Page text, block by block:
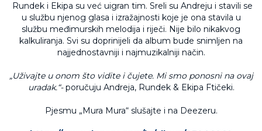
Rundek i Ekipa su već uigran tim. Sreli su Andreju i stavili se
u službu njenog glasa i izražajnosti koje je ona stavila u
službu međimurskih melodija i riječi. Nije bilo nikakvog
kalkuliranja. Svi su doprinijeli da album bude snimljen na
najjednostavniji i najmuzikalniji način.
„Uživajte u onom što vidite i čujete. Mi smo ponosni na ovaj
uradak.“-poručuju Andreja, Rundek & Ekipa Ftičeki.
Pjesmu „Mura Mura“ slušajte i na Deezeru.